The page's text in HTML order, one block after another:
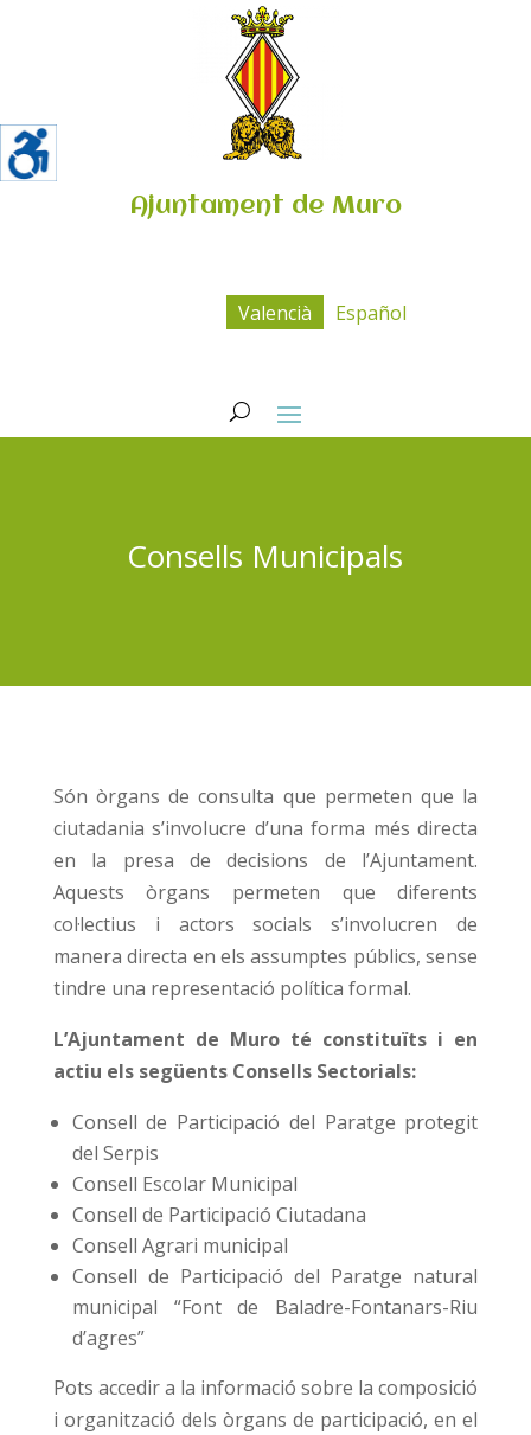
Ajuntament de Muro
Valencià Español
Consells Municipals
Són òrgans de consulta que permeten que la
ciutadania s’involucre d’una forma més directa
en la presa de decisions de l’Ajuntament.
Aquests òrgans permeten que diferents
col·lectius i actors socials s’involucren de
manera directa en els assumptes públics, sense
tindre una representació política formal.
L’Ajuntament de Muro té constituïts i en
actiu els següents Consells Sectorials:
Consell de Participació del Paratge protegit
del Serpis
Consell Escolar Municipal
Consell de Participació Ciutadana
Consell Agrari municipal
Consell de Participació del Paratge natural
municipal “Font de Baladre-Fontanars-Riu
d’agres”
Pots accedir a la informació sobre la composició
i organització dels òrgans de participació, en el